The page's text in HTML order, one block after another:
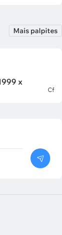
Mais palpites
x
Cf